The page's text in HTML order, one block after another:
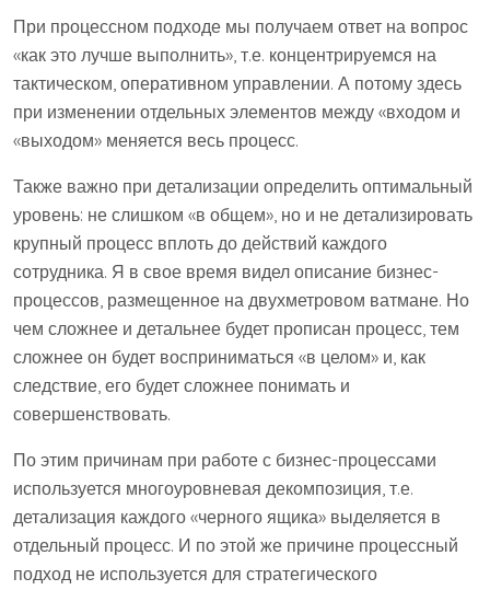
При процессном подходе мы получаем ответ на вопрос
«как это лучше выполнить», т.е. концентрируемся на
тактическом, оперативном управлении. А потому здесь
при изменении отдельных элементов между «входом и
«выходом» меняется весь процесс.
Также важно при детализации определить оптимальный
уровень: не слишком «в общем», но и не детализировать
крупный процесс вплоть до действий каждого
сотрудника. Я в свое время видел описание бизнес-
процессов, размещенное на двухметровом ватмане. Но
чем сложнее и детальнее будет прописан процесс, тем
сложнее он будет восприниматься «в целом» и, как
следствие, его будет сложнее понимать и
совершенствовать.
По этим причинам при работе с бизнес-процессами
используется многоуровневая декомпозиция, т.е.
детализация каждого «черного ящика» выделяется в
отдельный процесс. И по этой же причине процессный
подход не используется для стратегического